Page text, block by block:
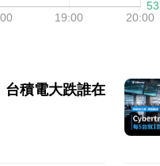
台積電大跌誰在